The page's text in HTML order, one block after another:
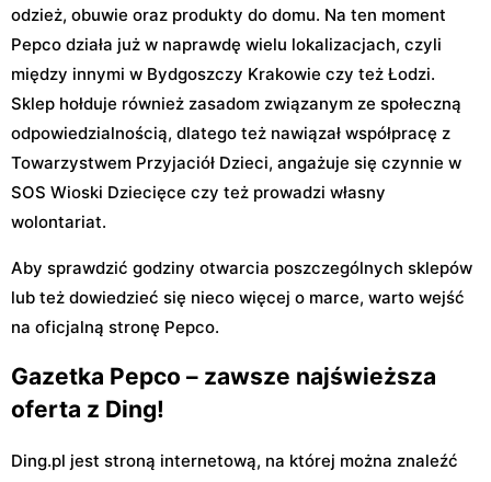
odzież, obuwie oraz produkty do domu. Na ten moment
Pepco działa już w naprawdę wielu lokalizacjach, czyli
między innymi w Bydgoszczy Krakowie czy też Łodzi.
Sklep hołduje również zasadom związanym ze społeczną
odpowiedzialnością, dlatego też nawiązał współpracę z
Towarzystwem Przyjaciół Dzieci, angażuje się czynnie w
SOS Wioski Dziecięce czy też prowadzi własny
wolontariat.
Aby sprawdzić godziny otwarcia poszczególnych sklepów
lub też dowiedzieć się nieco więcej o marce, warto wejść
na oficjalną stronę Pepco.
Gazetka Pepco – zawsze najświeższa
oferta z Ding!
Ding.pl jest stroną internetową, na której można znaleźć